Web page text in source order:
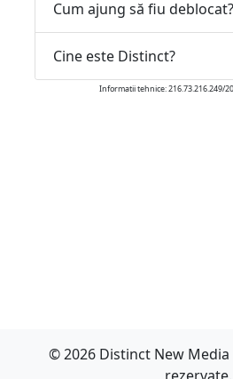
Cum ajung să fiu deblocat?
Cine este Distinct?
Informatii tehnice: 216.73.216.249/
© 2026 Distinct New